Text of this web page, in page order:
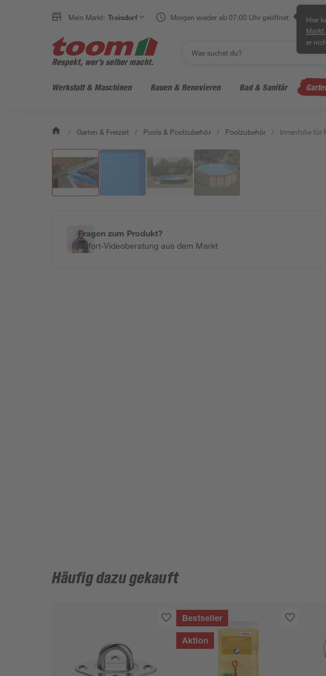
Mein Markt: Troisdorf Morgen wieder ab 07:00 Uhr geöffnet Hier
er
Werkstatt & Maschinen Bauen & Renovieren Bad & Sanitär
/ Garten & Freizeit / Pools & Poolzubehör / Poolzubehör / Innenfolie für
Fragen zum Produkt?
Sofort-Videoberatung aus dem Markt
Häufig dazu gekauft
Bestseller
Aktion